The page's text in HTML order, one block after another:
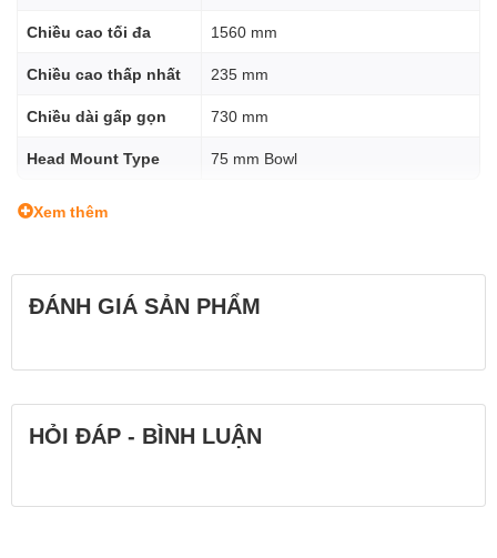
Chiều cao tối đa 1560 mm
Chiều cao thấp nhất 235 mm
Chiều dài gấp gọn 730 mm
Head Mount Type 75 mm Bowl
Xem thêm
ĐÁNH GIÁ SẢN PHẨM
HỎI ĐÁP - BÌNH LUẬN